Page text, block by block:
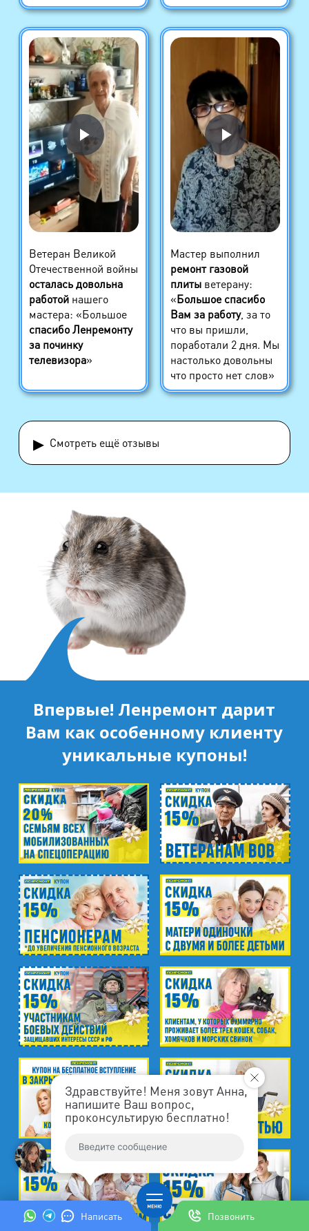
Написать Позвонить
Здравствуйте! Меня зовут Анна,
напишите Ваш вопрос,
проконсультирую бесплатно!
Ветеран Великой
Отечественной войны
осталась довольна
работойнашего
мастера: «Большое
спасибо Ленремонту
за починку
телевизора»
Мастер выполнил
ремонт газовой
плитыветерану:
«Большое спасибо
Вам за работу, за то
что вы пришли,
поработали 2 дня. Мы
настолько довольны
что просто нет слов»
▸ Смотреть ещё отзывы
Впервые! Ленремонт дарит
Вам как особенному клиенту
уникальные купоны!